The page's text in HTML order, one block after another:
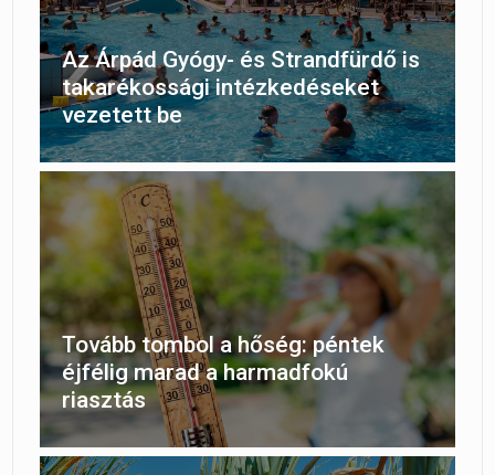
Az Árpád Gyógy- és Strandfürdő is
takarékossági intézkedéseket
vezetett be
Tovább tombol a hőség: péntek
éjfélig marad a harmadfokú
riasztás